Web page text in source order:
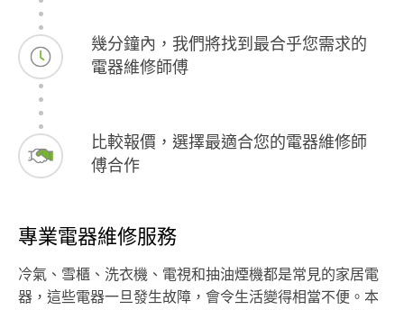
幾分鐘內，我們將找到最合乎您需求的
電器維修師傅
比較報價，選擇最適合您的電器維修師
傅合作
專業電器維修服務
冷氣、雪櫃、洗衣機、電視和抽油煙機都是常見的家居電
器，這些電器一旦發生故障，會令生活變得相當不便。本